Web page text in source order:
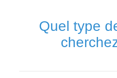
Quel type